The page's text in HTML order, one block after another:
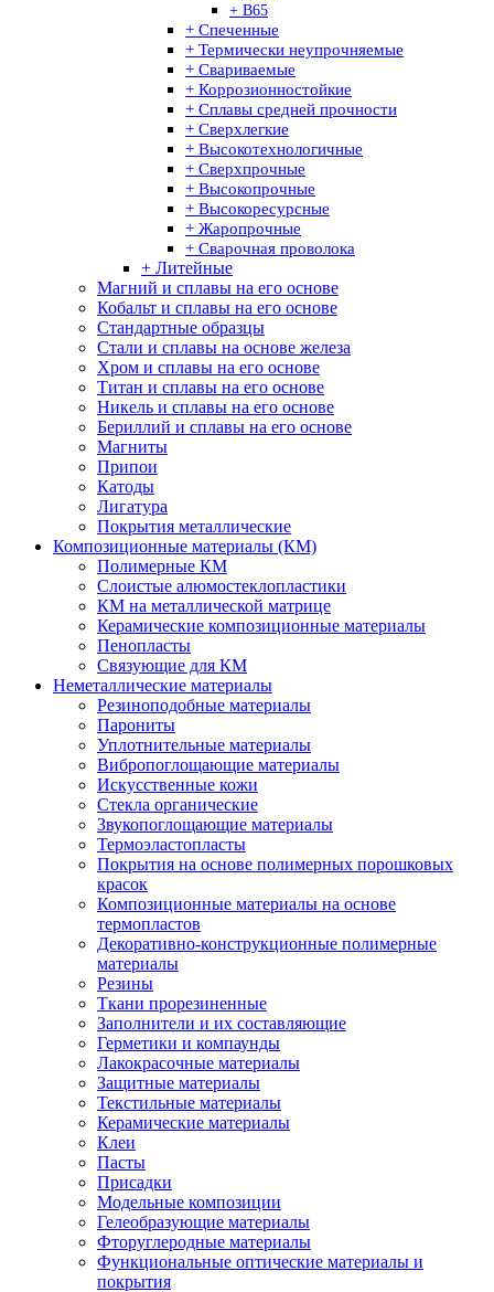
+ В65
+ Спеченные
+ Термически неупрочняемые
+ Свариваемые
+ Коррозионностойкие
+ Сплавы средней прочности
+ Сверхлегкие
+ Высокотехнологичные
+ Сверхпрочные
+ Высокопрочные
+ Высокоресурсные
+ Жаропрочные
+ Сварочная проволока
+ Литейные
Магний и сплавы на его основе
Кобальт и сплавы на его основе
Стандартные образцы
Стали и сплавы на основе железа
Хром и сплавы на его основе
Титан и сплавы на его основе
Никель и сплавы на его основе
Бериллий и сплавы на его основе
Магниты
Припои
Катоды
Лигатура
Покрытия металлические
Композиционные материалы (КМ)
Полимерные КМ
Слоистые алюмостеклопластики
КМ на металлической матрице
Керамические композиционные материалы
Пенопласты
Связующие для КМ
Неметаллические материалы
Резиноподобные материалы
Парониты
Уплотнительные материалы
Вибропоглощающие материалы
Искусственные кожи
Стекла органические
Звукопоглощающие материалы
Термоэластопласты
Покрытия на основе полимерных порошковых
красок
Композиционные материалы на основе
термопластов
Декоративно-конструкционные полимерные
материалы
Резины
Ткани прорезиненные
Заполнители и их составляющие
Герметики и компаунды
Лакокрасочные материалы
Защитные материалы
Текстильные материалы
Керамические материалы
Клеи
Пасты
Присадки
Модельные композиции
Гелеобразующие материалы
Фторуглеродные материалы
Функциональные оптические материалы и
покрытия